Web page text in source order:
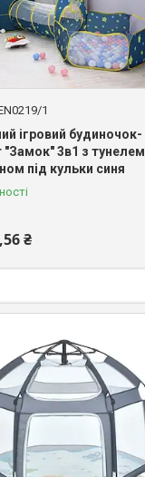
1
ігровий будиночок-
"Замок" 3в1 з
під кульки синя
₴